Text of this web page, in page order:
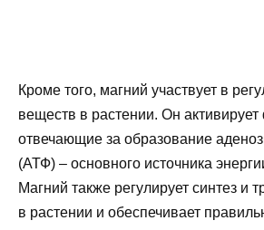
Кроме того, магний участвует в
веществ в растении. Он
отвечающие за образование
(АТФ) – основного источника
Магний также регулирует синтез и
в растении и обеспечивает